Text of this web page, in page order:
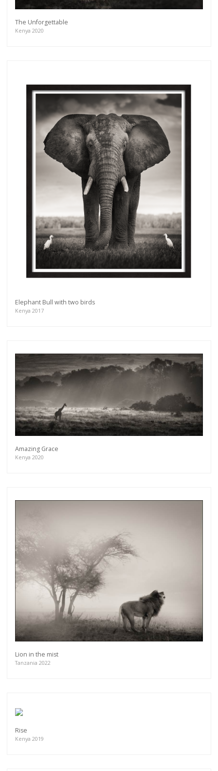
The Unforgettable
Kenya 2020
Elephant Bull with two birds
Kenya 2017
Amazing Grace
Kenya 2020
Lion in the mist
Tanzania 2022
Rise
Kenya 2019
Get connected
As a member of the »IMMAGIS MAILING LIST«
you will recieve first invitations and info of
exclusive previews, opening receptions, current
exhibitions, new artists, special editions and a lot